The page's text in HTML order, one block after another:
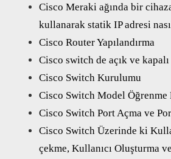
Cisco Meraki ağında bir
kullanarak statik IP adresi
Cisco Router Yapılandırma
Cisco switch de açık ve
Cisco Switch Kurulumu
Cisco Switch Model Öğrenme
Cisco Switch Port Açma ve
Cisco Switch Üzerinde ki
çekme, Kullanıcı Oluşturma